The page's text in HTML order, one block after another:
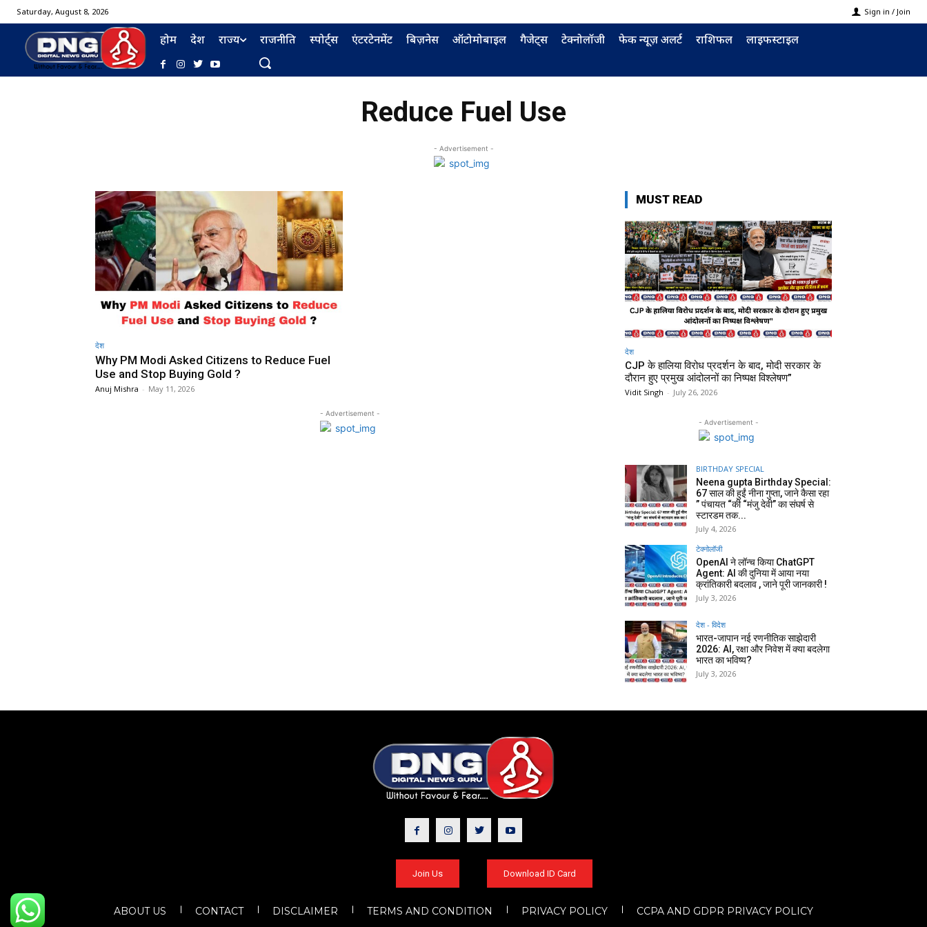
Saturday, August 8, 2026 Sign in / Join
होम देश राज्य राजनीति स्पोर्ट्स एंटरटेनमेंट बिज़नेस ऑटोमोबाइल गैजेट्स टेक्नोलॉजी फेक न्यूज़ अलर्ट राशिफल लाइफस्टाइल
Reduce Fuel Use
- Advertisement -
देश
Why PM Modi Asked Citizens to Reduce Fuel
Use and Stop Buying Gold ?
Anuj Mishra - May 11, 2026
- Advertisement -
MUST READ
देश
CJP के हालिया विरोध प्रदर्शन के बाद, मोदी सरकार के
दौरान हुए प्रमुख आंदोलनों का निष्पक्ष विश्लेषण”
Vidit Singh - July 26, 2026
- Advertisement -
BIRTHDAY SPECIAL
Neena gupta Birthday Special:
67 साल की हुईं नीना गुप्ता, जाने कैसा रहा
” पंचायत “की “मंजु देवी” का संघर्ष से
स्टारडम तक...
July 4, 2026
टेक्नोलॉजी
OpenAI ने लॉन्च किया ChatGPT
Agent: AI की दुनिया में आया नया
क्रांतिकारी बदलाव , जाने पूरी जानकारी !
July 3, 2026
देश - विदेश
भारत-जापान नई रणनीतिक साझेदारी
2026: AI, रक्षा और निवेश में क्या बदलेगा
भारत का भविष्य?
July 3, 2026
Join Us Download ID Card
ABOUT US CONTACT DISCLAIMER TERMS AND CONDITION PRIVACY POLICY CCPA AND GDPR PRIVACY POLICY